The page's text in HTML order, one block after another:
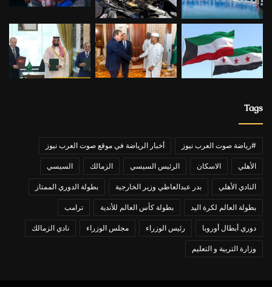
Tags
#رياضة صوت العرب نيوز أخبار الرياضة في موقع صوت العرب نيوز
الأهلي الاسكان الرئيس السيسي الزمالك السيسي
النادي الأهلي بدر عبدالعاطي وزير الخارجية بطولة الدوري الممتاز
بطولة العالم لكرة اليد بطولة كأس العالم للأندية ترامب
دوري أبطال أوروبا رئيس الوزراء مجلس الوزراء نادي الزمالك
وزارة التربية و التعليم